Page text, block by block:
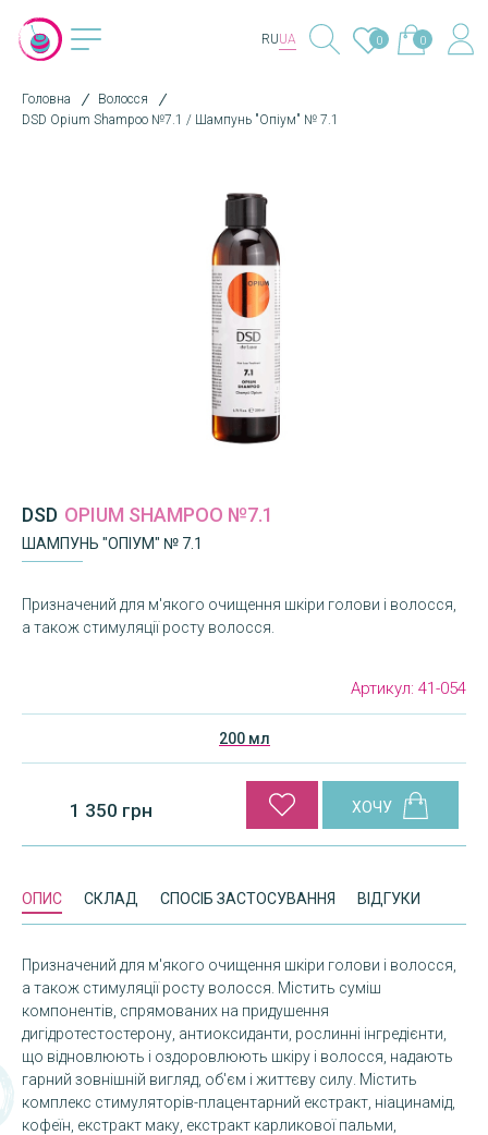
RUUA 0 0
Головна
Волосся
DSD Opium Shampoo №7.1 / Шампунь "Опіум" № 7.1
DSD OPIUM SHAMPOO №7.1
ШАМПУНЬ "ОПІУМ" № 7.1
Призначений для м'якого очищення шкіри голови і волосся,
а також стимуляції росту волосся.
Артикул: 41-054
200 мл
1 350 грн
ОПИС СКЛАД СПОСІБ ЗАСТОСУВАННЯ ВІДГУКИ
Призначений для м'якого очищення шкіри голови і волосся,
а також стимуляції росту волосся. Містить суміш
компонентів, спрямованих на придушення
дигідротестостерону, антиоксиданти, рослинні інгредієнти,
що відновлюють і оздоровлюють шкіру і волосся, надають
гарний зовнішній вигляд, об'єм і життєву силу. Містить
комплекс стимуляторів-плацентарний екстракт, ніацинамід,
кофеїн, екстракт маку, екстракт карликової пальми,